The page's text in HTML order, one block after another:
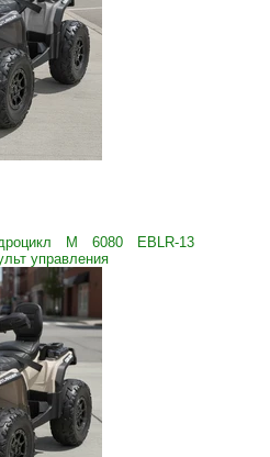
M 6080 EBLR-13
управления